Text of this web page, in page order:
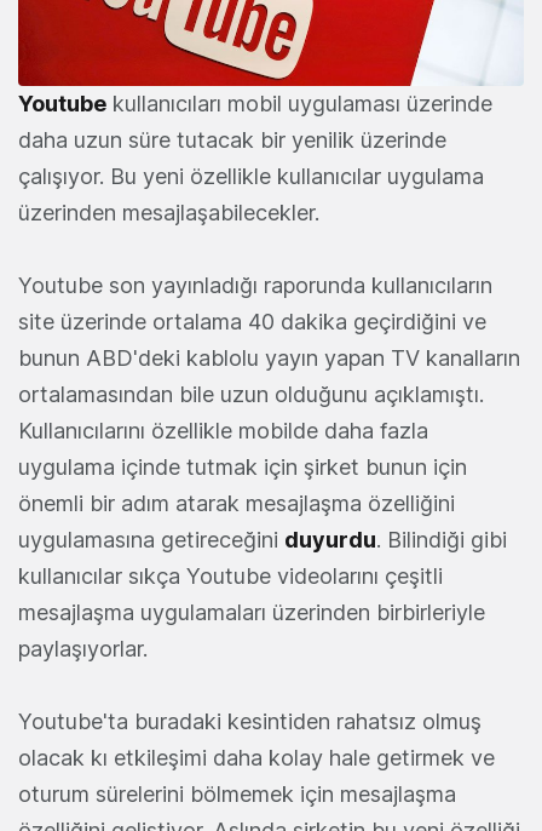
Youtube kullanıcıları mobil uygulaması üzerinde
daha uzun süre tutacak bir yenilik üzerinde
çalışıyor. Bu yeni özellikle kullanıcılar uygulama
üzerinden mesajlaşabilecekler.
Youtube son yayınladığı raporunda kullanıcıların
site üzerinde ortalama 40 dakika geçirdiğini ve
bunun ABD'deki kablolu yayın yapan TV kanalların
ortalamasından bile uzun olduğunu açıklamıştı.
Kullanıcılarını özellikle mobilde daha fazla
uygulama içinde tutmak için şirket bunun için
önemli bir adım atarak mesajlaşma özelliğini
uygulamasına getireceğini duyurdu. Bilindiği gibi
kullanıcılar sıkça Youtube videolarını çeşitli
mesajlaşma uygulamaları üzerinden birbirleriyle
paylaşıyorlar.
Youtube'ta buradaki kesintiden rahatsız olmuş
olacak kı etkileşimi daha kolay hale getirmek ve
oturum sürelerini bölmemek için mesajlaşma